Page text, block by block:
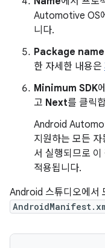
Automotive OS
니다.
Package name
한 자세한 내용은
Minimum SDK
고 Next를 클릭
Android
지원하는 모든
서 실행되므로
적용됩니다.
Android 스튜디오에서